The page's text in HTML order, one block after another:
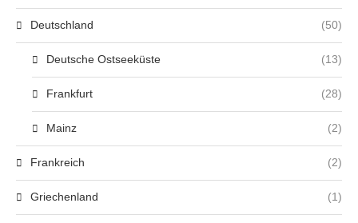
Deutschland (50)
Deutsche Ostseeküste (13)
Frankfurt (28)
Mainz (2)
Frankreich (2)
Griechenland (1)